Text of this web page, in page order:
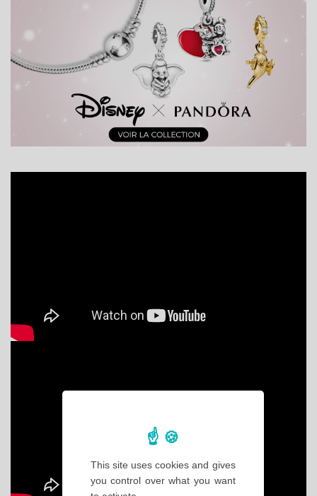
This site uses cookies and gives
you control over what you want